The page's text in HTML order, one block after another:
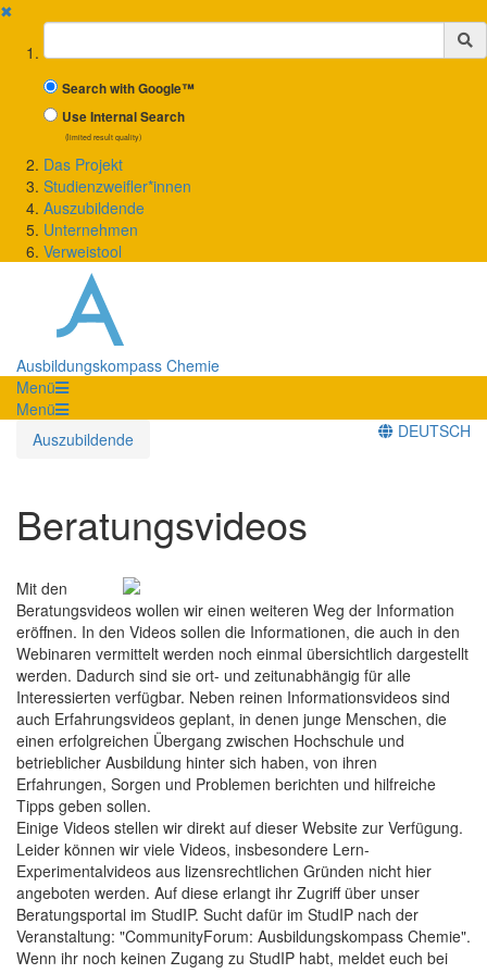
✖
Suchbegriff
Search with Google™
Use Internal Search
(limited result quality)
Das Projekt
Studienzweifler*innen
Auszubildende
Unternehmen
Verweistool
Ausbildungskompass Chemie
Menü
Menü
Auszubildende
DEUTSCH
Beratungsvideos
Mit den
Beratungsvideos wollen wir einen weiteren Weg der Information
eröffnen. In den Videos sollen die Informationen, die auch in den
Webinaren vermittelt werden noch einmal übersichtlich dargestellt
werden. Dadurch sind sie ort- und zeitunabhängig für alle
Interessierten verfügbar. Neben reinen Informationsvideos sind
auch Erfahrungsvideos geplant, in denen junge Menschen, die
einen erfolgreichen Übergang zwischen Hochschule und
betrieblicher Ausbildung hinter sich haben, von ihren
Erfahrungen, Sorgen und Problemen berichten und hilfreiche
Tipps geben sollen.
Einige Videos stellen wir direkt auf dieser Website zur Verfügung.
Leider können wir viele Videos, insbesondere Lern-
Experimentalvideos aus lizensrechtlichen Gründen nicht hier
angeboten werden. Auf diese erlangt ihr Zugriff über unser
Beratungsportal im StudIP. Sucht dafür im StudIP nach der
Veranstaltung: "CommunityForum: Ausbildungskompass Chemie".
Wenn ihr noch keinen Zugang zu StudIP habt, meldet euch bei